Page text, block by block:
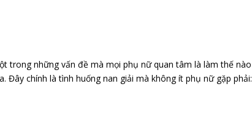
trong những vấn đề mà mọi phụ nữ quan tâm là làm thế nào
Đây chính là tình huống nan giải mà không ít phụ nữ gặp phải: